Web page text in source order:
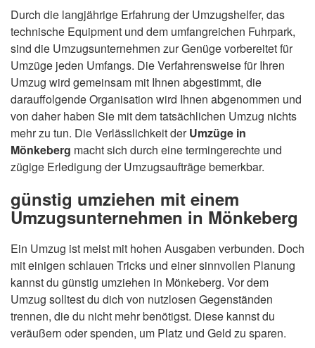
Durch die langjährige Erfahrung der Umzugshelfer, das
technische Equipment und dem umfangreichen Fuhrpark,
sind die Umzugsunternehmen zur Genüge vorbereitet für
Umzüge jeden Umfangs. Die Verfahrensweise für Ihren
Umzug wird gemeinsam mit Ihnen abgestimmt, die
darauffolgende Organisation wird Ihnen abgenommen und
von daher haben Sie mit dem tatsächlichen Umzug nichts
mehr zu tun. Die Verlässlichkeit derUmzüge in
Mönkeberg macht sich durch eine termingerechte und
zügige Erledigung der Umzugsaufträge bemerkbar.
günstig umziehen mit einem
Umzugsunternehmen in Mönkeberg
Ein Umzug ist meist mit hohen Ausgaben verbunden. Doch
mit einigen schlauen Tricks und einer sinnvollen Planung
kannst du günstig umziehen in Mönkeberg. Vor dem
Umzug solltest du dich von nutzlosen Gegenständen
trennen, die du nicht mehr benötigst. Diese kannst du
veräußern oder spenden, um Platz und Geld zu sparen.